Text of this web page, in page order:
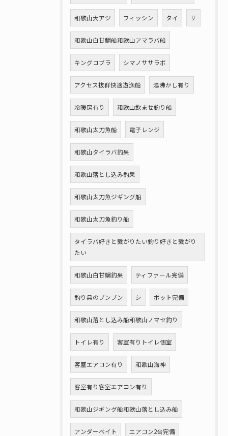
和歌山大アジ フィッシン タイ サ
和歌山白甘鯛船和歌山アマラバ船
キングコブラ シマノササラボ
アクセス抜群快適遊漁船 湯沸かし有り
冷暖房有り 和歌山飲ませ釣り船
和歌山太刀魚船 電子レンジ
和歌山タイラバ釣果
和歌山落とし込み釣果
和歌山太刀魚ジギング船
和歌山太刀魚釣り船
タイラバ好きと繋がりたい釣り好きと繋がり
たい
和歌山白甘鯛釣果 ティファール完備
釣り具のブンブン シ ポット完備
和歌山落とし込み船和歌山ノマセ釣り
トイレ有り 客室有りトイレ個室
客室エアコン有り 和歌山海神
客室有り客室エアコン有り
和歌山ジギング船和歌山落とし込み船
アンダーベイト エアコン2台完備